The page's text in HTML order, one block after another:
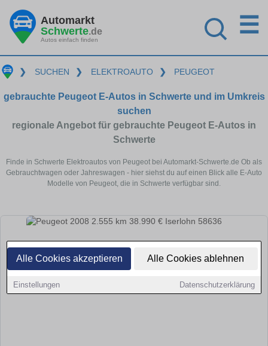
Alle Cookies akzeptieren Alle Cookies ablehnen
Einstellungen Datenschutzerklärung
Automarkt
Schwerte.de
Autos einfach finden
☰
❯ SUCHEN ❯ ELEKTROAUTO ❯ PEUGEOT
gebrauchte Peugeot E-Autos in Schwerte und im Umkreis
suchen
regionale Angebot für gebrauchte Peugeot E-Autos in
Schwerte
Finde in Schwerte Elektroautos von Peugeot bei Automarkt-Schwerte.de Ob als
Gebrauchtwagen oder Jahreswagen - hier siehst du auf einen Blick alle E-Auto
Modelle von Peugeot, die in Schwerte verfügbar sind.